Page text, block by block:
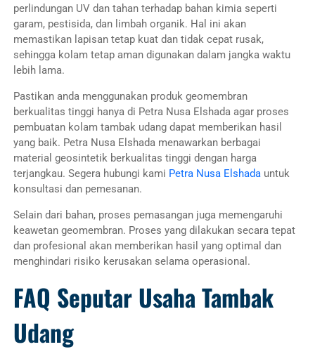
perlindungan UV dan tahan terhadap bahan kimia seperti
garam, pestisida, dan limbah organik. Hal ini akan
memastikan lapisan tetap kuat dan tidak cepat rusak,
sehingga kolam tetap aman digunakan dalam jangka waktu
lebih lama.
Pastikan anda menggunakan produk geomembran
berkualitas tinggi hanya di Petra Nusa Elshada agar proses
pembuatan kolam tambak udang dapat memberikan hasil
yang baik. Petra Nusa Elshada menawarkan berbagai
material geosintetik berkualitas tinggi dengan harga
terjangkau. Segera hubungi kami Petra Nusa Elshadauntuk
konsultasi dan pemesanan.
Selain dari bahan, proses pemasangan juga memengaruhi
keawetan geomembran. Proses yang dilakukan secara tepat
dan profesional akan memberikan hasil yang optimal dan
menghindari risiko kerusakan selama operasional.
FAQ Seputar Usaha Tambak
Udang